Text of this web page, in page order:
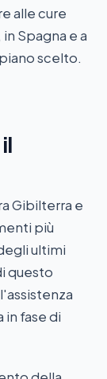
alle cure
Spagna e a
scelto.
Gibilterra e
più
ultimi
questo
in fase di